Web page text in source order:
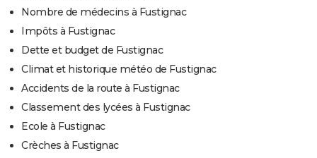
Nombre de médecins à Fustignac
Impôts à Fustignac
Dette et budget de Fustignac
Climat et historique météo de Fustignac
Accidents de la route à Fustignac
Classement des lycées à Fustignac
Ecole à Fustignac
Crèches à Fustignac